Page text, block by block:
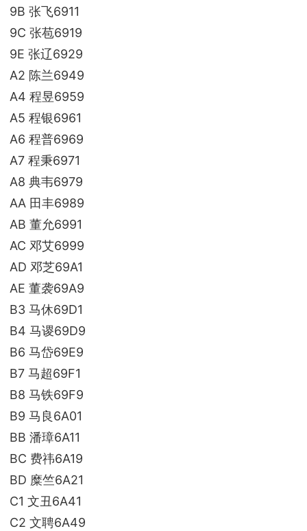
9B 张飞6911
9C 张苞6919
9E 张辽6929
A2 陈兰6949
A4 程昱6959
A5 程银6961
A6 程普6969
A7 程秉6971
A8 典韦6979
AA 田丰6989
AB 董允6991
AC 邓艾6999
AD 邓芝69A1
AE 董袭69A9
B3 马休69D1
B4 马谡69D9
B6 马岱69E9
B7 马超69F1
B8 马铁69F9
B9 马良6A01
BB 潘璋6A11
BC 费祎6A19
BD 糜竺6A21
C1 文丑6A41
C2 文聘6A49